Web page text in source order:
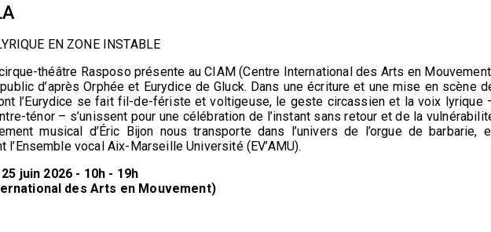
EN ZONE INSTABLE
théâtre Rasposo présente au CIAM (Centre International des Arts en
d’après Orphée et Eurydice de Gluck. Dans une écriture et une mise en scène
l’Eurydice se fait fil-de-fériste et voltigeuse, le geste circassien et la voix lyrique
ténor – s’unissent pour une célébration de l’instant sans retour et de la
musical d’Éric Bijon nous transporte dans l’univers de l’orgue de barbarie,
vocal Aix-Marseille Université (EV’AMU).
juin 2026 - 10h - 19h
des Arts en Mouvement)